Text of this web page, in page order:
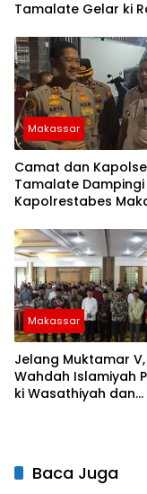
Tamalate Gelar ki
Makassar
Camat dan
Tamalate Dampingi
Kapolrestabes
Sembako di
Makassar
Jelang Muktamar V,
Wahdah Islamiyah
ki Wasathiyah dan
Baca Juga